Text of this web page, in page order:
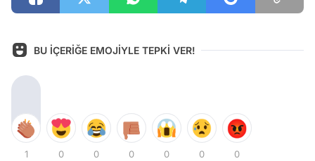
BU İÇERİĞE EMOJİYLE TEPKİ VER!
1 0 0 0 0 0 0